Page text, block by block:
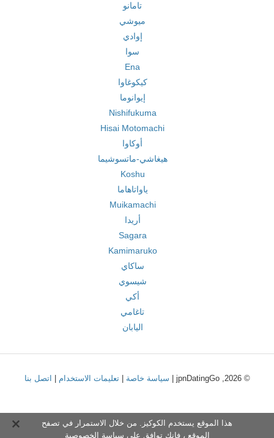
تامانو
ميوشي
إوادي
سوا
Ena
كيكوغاوا
إيوانوما
Nishifukuma
Hisai Motomachi
أوكاوا
هيغاشي-ماتسوشيما
Koshu
ياواتاهاما
Muikamachi
أريدا
Sagara
Kamimaruko
ساكاي
شيسوي
أكي
تاغامي
اليابان
© 2026, jpnDatingGo | سياسة خاصة |تعليمات الاستخدام اتصل بنا
هذا الموقع يستخدم الكوكيز. من خلال الاستمرار في تصفح
الموقع ، فإنك توافق على سياسة الخصوصية